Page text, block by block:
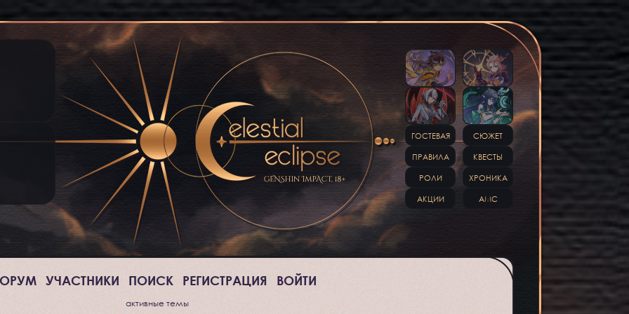
УЧАСТНИКИ ПОИСК РЕГИСТРАЦИЯ ВОЙТИ
активные темы
ГОСТЕВАЯ СЮЖЕТ
ПРАВИЛА КВЕСТЫ
РОЛИ ХРОНИКА
АКЦИИ АМС